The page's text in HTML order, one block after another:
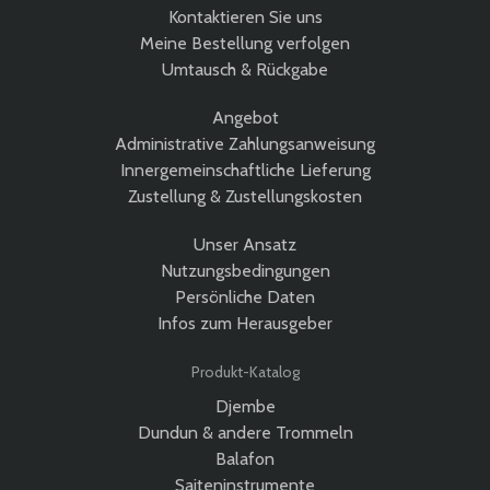
Kontaktieren Sie uns
Meine Bestellung verfolgen
Umtausch & Rückgabe
Angebot
Administrative Zahlungsanweisung
Innergemeinschaftliche Lieferung
Zustellung & Zustellungskosten
Unser Ansatz
Nutzungsbedingungen
Persönliche Daten
Infos zum Herausgeber
Produkt-Katalog
Djembe
Dundun & andere Trommeln
Balafon
Saiteninstrumente